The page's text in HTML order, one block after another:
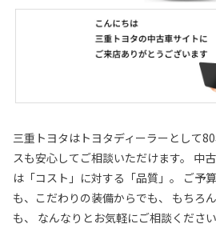
三重トヨタはトヨタディーラーとして
スも安心してご相談いただけます。 中
は「コスト」に対する「品質」。 ご予
も、こだわりの装備からでも、 もちろ
も、 なんなりとお気軽にご相談ください